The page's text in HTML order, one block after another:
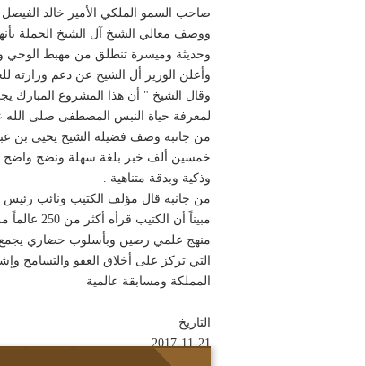
صاحب السمو الملكي الأمير خالد الفيصل
ووصف معالي الشيخ آل الشيخ الحملة
وحديثة وميسرة تنطلق من مهبط الوحي
وأعلن الوزير أل الشيخ عن دعم وزارته
وقال الشيخ " أن هذا المشروع المبارك
لمعرفة حياة النبس المصطفى صلى الله
من جانبه وصف فضيلة الشيخ يحيى بن
خمسين ألف خبر بلغة سهلة ونضج واضح
وذكية وبدقة متناهية .
من جانبه قال مؤلف الكتيب ونائب رئيس
مبيناً
منهج علمي رصين وبأسلوب حضاري يجمع
التي تركز على أخلاق العفو والتسامح
المملكة ومسابقة عالمية
التاريخ
2017-11-21